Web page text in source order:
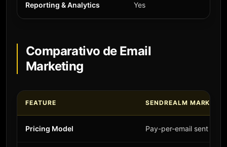
Reporting & Analytics Yes
Comparativo de Email
Marketing
FEATURE SENDREALM
Pricing Model Pay-per-email sent